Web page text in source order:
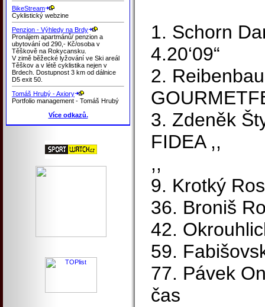
BikeStream
Cyklistický webzine
Penzion - Výhledy na Brdy
Pronájem apartmánů/ penzion a
ubytování od 290,- Kč/osoba v
Těškově na Rokycansku.
V zimě běžecké lyžování ve Ski areál
Těškov a v létě cyklistika nejen v
Brdech. Dostupnost 3 km od dálnice
D5 exit 50.
Tomáš Hrubý - Axiory
Portfolio management - Tomáš Hrubý
Více odkazů.
1. Schorn
4.20‘09“
2.
3. Zdeněk
FIDEA ,,
,,
9. Krotký
36. Broniš
42.
59.
77. Pávek
čas